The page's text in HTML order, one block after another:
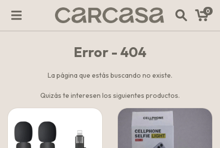
0
Error - 404
La página que estás buscando no existe.
Quizás te interesen los siguientes productos.